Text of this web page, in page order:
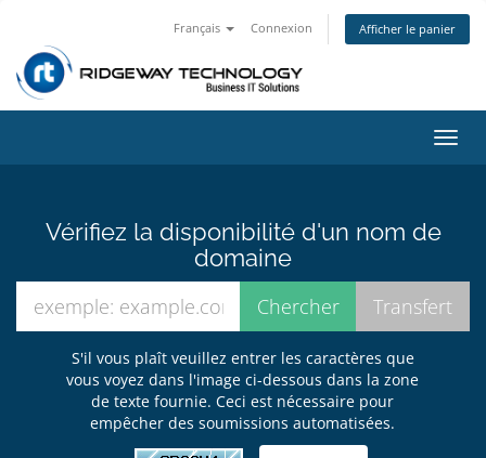
Français Connexion Afficher le panier
la
Vérifiez la disponibilité d'un nom de
domaine
S'il vous plaît veuillez entrer les caractères que
vous voyez dans l'image ci-dessous dans la zone
de texte fournie. Ceci est nécessaire pour
empêcher des soumissions automatisées.